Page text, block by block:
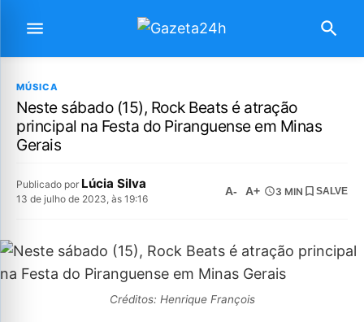
MÚSICA
Neste sábado (15), Rock Beats é atração
principal na Festa do Piranguense em Minas
Gerais
Publicado por Lúcia Silva
13 de julho de 2023, às 19:16
A- A+ 3 MIN SALVE
Créditos: Henrique François